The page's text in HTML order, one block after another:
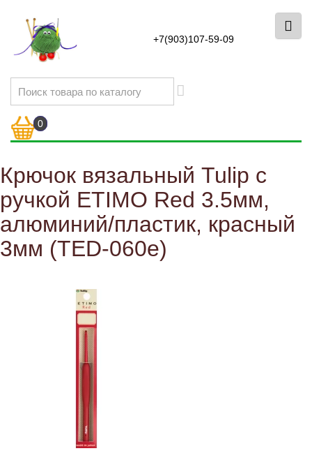
+7(903)107-59-09
0
Крючок вязальный Tulip с
ручкой ETIMO Red 3.5мм,
алюминий/пластик, красный
3мм (TED-060e)